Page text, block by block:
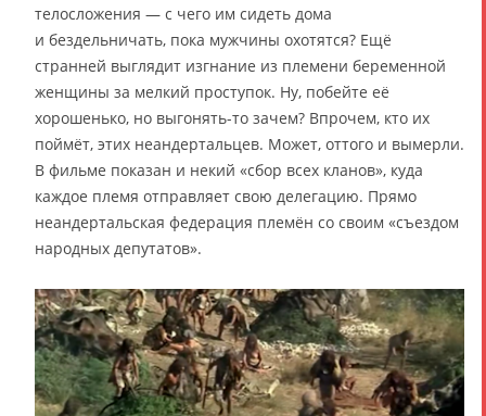
телосложения — с чего им сидеть дома
и бездельничать, пока мужчины охотятся? Ещё
странней выглядит изгнание из племени беременной
женщины за мелкий проступок. Ну, побейте её
хорошенько, но выгонять-то зачем? Впрочем, кто их
поймёт, этих неандертальцев. Может, оттого и вымерли.
В фильме показан и некий «сбор всех кланов», куда
каждое племя отправляет свою делегацию. Прямо
неандертальская федерация племён со своим «съездом
народных депутатов».